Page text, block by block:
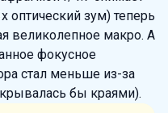
оптический зум) теперь
великолепное макро. А
фокусное
стал меньше из-за
бы краями).